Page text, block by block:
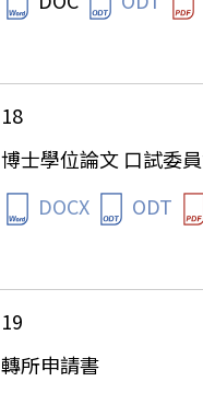
18
博士學位論文 口試委
DOCX
ODT
19
轉所申請書